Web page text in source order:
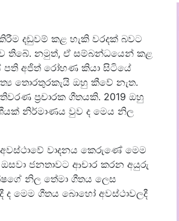
දඩුවම් කළ හැකි වරදක් බවට
තිබේ. නමුත්, ඒ සම්බන්ධයෙන් කළ
පති අජිත් රෝහණ කියා සිටියේ
තොරතුරකැයි ඔහු කීවේ නැත.
ප‍්‍රචාරක ගීතයකි. 2019 ඔහු
නිර්මාණය වුව ද මෙය නිල
වාදනය කෙරුණේ මෙම
ජනතාවට ආචාර කරන අයුරු
නිල තේමා ගීතය ලෙස
ද මෙම ගීතය බොහෝ අවස්ථාවලදී